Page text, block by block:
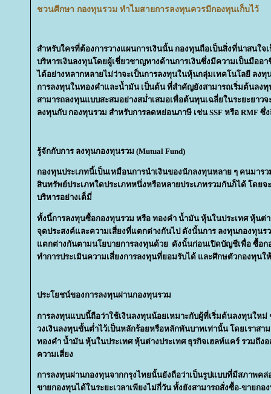
ชวนศีกษา กองทุนรวม ทำไมสายการลงทุนควรมีกองทุนเก็บไว้
สำหรับใครที่ต้องการวางแผนการเงินนั้น กองทุนถือเป็นสิ่งที่น่าสนใจเ
บริหารเงินลงทุนโดยผู้เชี่ยวชาญทางด้านการเงินซึ่งมีความเป็นมืออ
ได้อย่างหลากหลายไม่ว่าจะเป็นการลงทุนในหุ้นกลุ่มเทคโนโลยี ลง
การลงทุนในทองคำและน้ำมัน เป็นต้น ที่สำคัญยังสามารถเริ่มต้นลง
สามารถลงทุนแบบสะสมอย่างสม่ำเสมอเพื่อต้นทุนเฉลี่ยในระยะยาวจ
ลงทุนกับ กองทุนรวม สำหรับการลดหย่อนภาษี เช่น SSF หรือ RMF
รู้จักกับการ ลงทุนกองทุนรวม (Mutual Fund)
กองทุนประเภทนี้เป็นเหมือนการนำเงินของนักลงทุนหลาย ๆ คนมาร
สินทรัพย์ประเภทใดประเภทหนึ่งหรือหลายประเภทรวมกันก็ได้ โดยจ
บริหารอย่างเต็มี่
ทั้งนี้การลงทุนซื้อกองทุนรวม หรือ ทองคำ น้ำมัน หุ้นในประเทศ หุ้นต่า
จุดประสงค์และความเสี่ยงที่แตกต่างกันไป ดังนั้นการ ลงทุนกองทุนร
ตกต่างกันตามนโยบายการลงทุนด้วย ดังนั้นก่อนเปิดบัญชีเพื่อ ซื้อก
ทำการประเมินความเสี่ยงการลงทุนที่ยอมรับได้ และศึกษตัวกองทุนใ
ประโยชน์ของการลงทุนผ่านกองทุนรวม
การลงทุนแบบนี้ถือว่าใช้เงินลงทุนน้อยเหมาะกับผู้ที่เริ่มต้นลงทุนให
วงเงินลงทุนขั้นต่ำไว้เป็นหลักร้อยหรือหลักพันบาทเท่านั้น โดยเราสา
ทองคำ น้ำมัน หุ้นในประเทศ หุ้นต่างประเทศ ธุรกิจเฮลท์แคร์ รวมถึง
ความเสี่ยง
การลงทุนผ่านกองทุนจากกรุงไทยนั้นยังถือว่าเป็นรูปแบบที่มีสภาพคล่
ขายกองทุนได้ในระยะเวลาเพียงไม่กี่วัน ทั้งยังสามารถสั่งซื้อ-ขายก